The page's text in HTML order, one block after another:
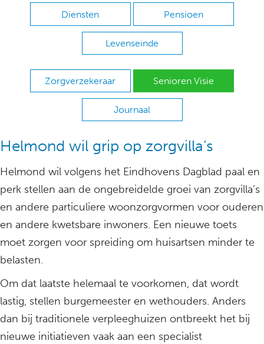
Diensten Pensioen
Levenseinde
Zorgverzekeraar Senioren Visie
Journaal
Helmond wil grip op zorgvilla’s
Helmond wil volgens het Eindhovens Dagblad paal en
perk stellen aan de ongebreidelde groei van zorgvilla’s
en andere particuliere woonzorgvormen voor ouderen
en andere kwetsbare inwoners. Een nieuwe toets
moet zorgen voor spreiding om huisartsen minder te
belasten.
Om dat laatste helemaal te voorkomen, dat wordt
lastig, stellen burgemeester en wethouders. Anders
dan bij traditionele verpleeghuizen ontbreekt het bij
nieuwe initiatieven vaak aan een specialist